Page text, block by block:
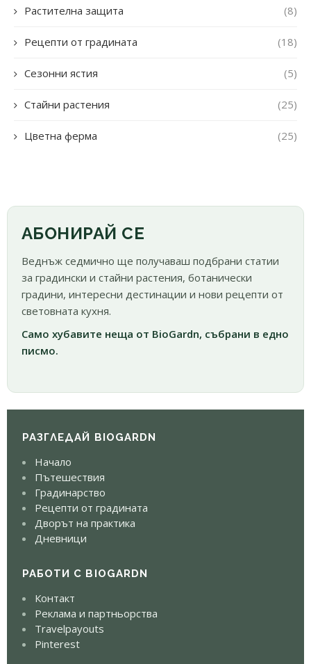
Растителна защита (8)
Рецепти от градината (18)
Сезонни ястия (5)
Стайни растения (25)
Цветна ферма (25)
АБОНИРАЙ СЕ
Веднъж седмично ще получаваш подбрани статии
за градински и стайни растения, ботанически
градини, интересни дестинации и нови рецепти от
световната кухня.
Само хубавите неща от BioGardn, събрани в едно
писмо.
РАЗГЛЕДАЙ BIOGARDN
Начало
Пътешествия
Градинарство
Рецепти от градината
Дворът на практика
Дневници
РАБОТИ С BIOGARDN
Контакт
Реклама и партньорства
Travelpayouts
Pinterest